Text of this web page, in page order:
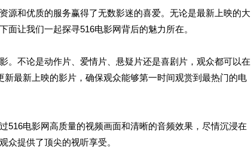
源和优质的服务赢得了无数影迷的喜爱。无论是最新上映的大
面让我们一起探寻516电影网背后的魅力所在。
。不论是动作片、爱情片、悬疑片还是喜剧片，观众都可以在
最新上映的影片，确保观众能够第一时间观赏到最热门的电
516电影网高质量的视频画面和清晰的音频效果，尽情沉浸在
众提供了顶尖的视听享受。